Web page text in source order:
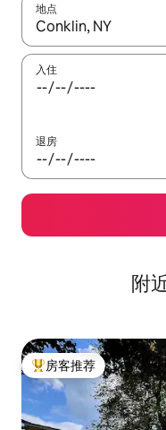
地点
如有搜索结果，请使
入住
退房
附
热门「房客推荐」
房客推荐